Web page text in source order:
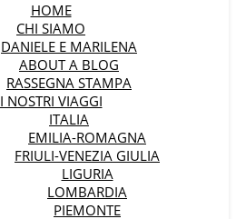
HOME
CHI SIAMO
DANIELE E MARILENA
ABOUT A BLOG
RASSEGNA STAMPA
I NOSTRI VIAGGI
ITALIA
EMILIA-ROMAGNA
FRIULI-VENEZIA GIULIA
LIGURIA
LOMBARDIA
PIEMONTE